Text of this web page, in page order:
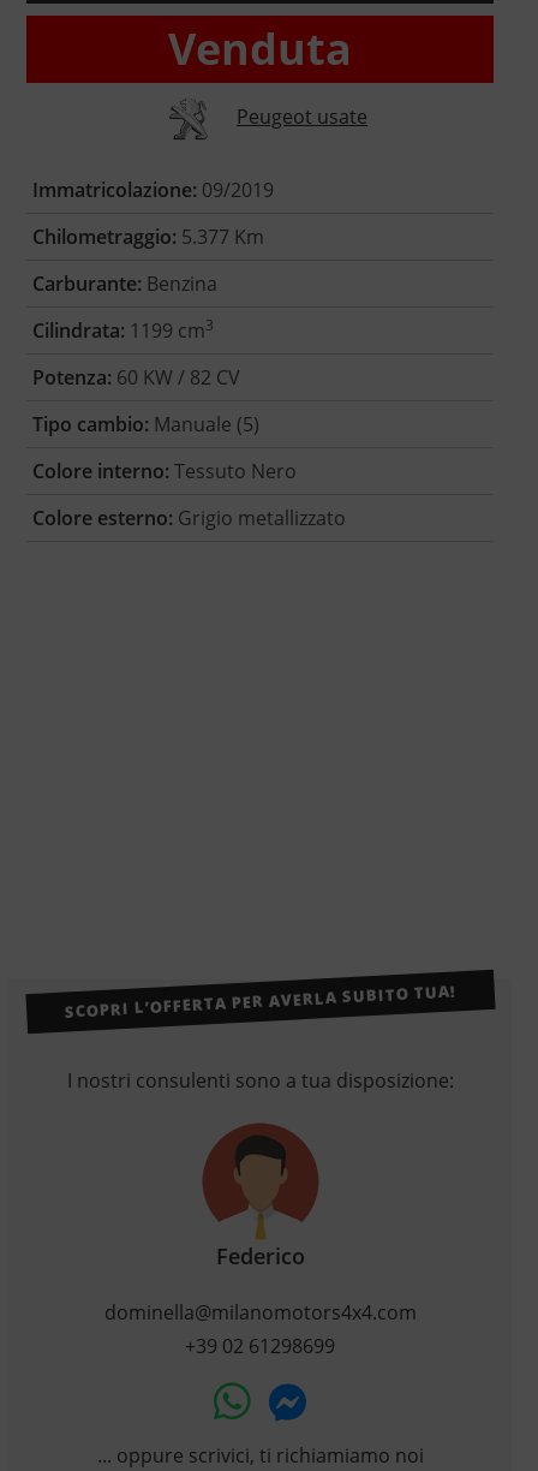
Venduta
Peugeot usate
Immatricolazione: 09/2019
Chilometraggio: 5.377 Km
Carburante: Benzina
Cilindrata: 1199 cm3
Potenza: 60 KW / 82 CV
Tipo cambio: Manuale (5)
Colore interno: Tessuto Nero
Colore esterno: Grigio metallizzato
SCOPRI L’OFFERTA PER AVERLA SUBITO TUA!
I nostri consulenti sono a tua disposizione:
Federico
dominella@milanomotors4x4.com
+39 02 61298699
... oppure scrivici, ti richiamiamo noi